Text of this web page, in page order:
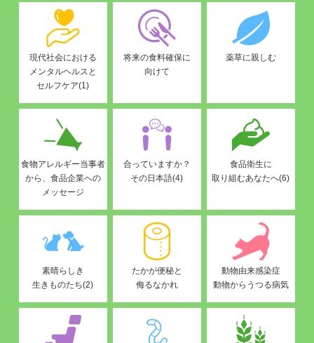
現代社会における
メンタルヘルスと
セルフケア(1)
将来の食料確保に
向けて
薬草に親しむ
食物アレルギー当事者
から、食品企業への
メッセージ
合っていますか？
その日本語(4)
食品衛生に
取り組むあなたへ(6)
素晴らしき
生きものたち(2)
たかが便秘と
侮るなかれ
動物由来感染症
動物からうつる病気